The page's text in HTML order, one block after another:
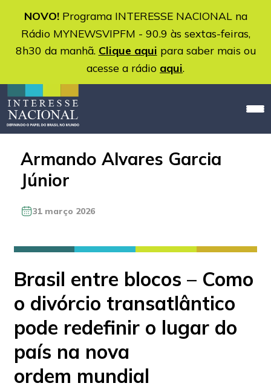
NOVO!Programa INTERESSE NACIONAL na
Rádio MYNEWSVIPFM - 90.9 às sextas-feiras,
8h30 da manhã. Clique aqui para saber mais ou
acesse a rádio aqui.
Armando Alvares Garcia
Júnior
31 março 2026
Brasil entre blocos – Como
o divórcio transatlântico
pode redefinir o lugar do
país na nova
ordem mundial